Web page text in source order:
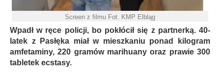
Screen z filmu Fot. KMP Elbląg
Wpadł w ręce policji, bo pokłócił się z partnerką. 40-
latek z Pasłęka miał w mieszkaniu ponad kilogram
amfetaminy, 220 gramów marihuany oraz prawie 300
tabletek ecstasy.